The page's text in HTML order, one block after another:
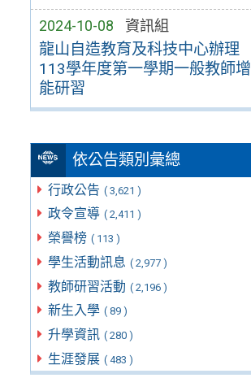
2024-10-08 資訊組
龍山自造教育及科技中心辦理
113學年度第一學期一般教師增
能研習
依公告類別彙總
行政公告 ( 3,621 )
政令宣導 ( 2,411 )
榮譽榜 ( 113 )
學生活動訊息 ( 2,977 )
教師研習活動 ( 2,196 )
新生入學 ( 89 )
升學資訊 ( 280 )
生涯發展 ( 483 )